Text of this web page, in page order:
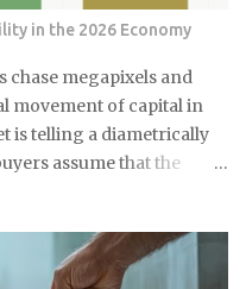
는 특히 조심해야 해요. 물에
로는 잘 안 녹아요. 한 번은 친
서 온 가족이 고생한 걸 봤어
변기에 버리면 안 돼요. 처음
서 점점 좁아지거든요. 특히
돼요. 제가 배관공한테 들은
일반 쓰레기로 버리면 돼요. 종
해요. 화장실에 작은 쓰레기
in the 2026 Economy
chase megapixels and
movement of capital in
is telling a diametrically
assume that the
a harsh correction
logic. In the early